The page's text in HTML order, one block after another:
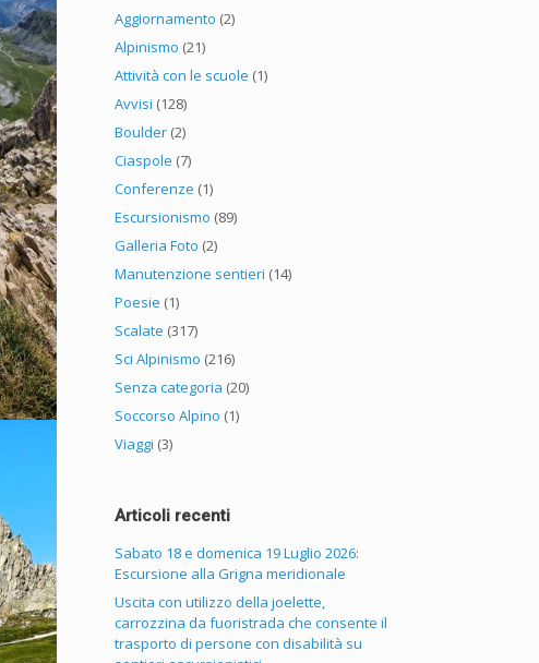
Aggiornamento (2)
Alpinismo (21)
Attività con le scuole (1)
Avvisi (128)
Boulder (2)
Ciaspole (7)
Conferenze (1)
Escursionismo (89)
Galleria Foto (2)
Manutenzione sentieri (14)
Poesie (1)
Scalate (317)
Sci Alpinismo (216)
Senza categoria (20)
Soccorso Alpino (1)
Viaggi (3)
Articoli recenti
Sabato 18 e domenica 19 Luglio 2026:
Escursione alla Grigna meridionale
Uscita con utilizzo della joelette,
carrozzina da fuoristrada che consente il
trasporto di persone con disabilità su